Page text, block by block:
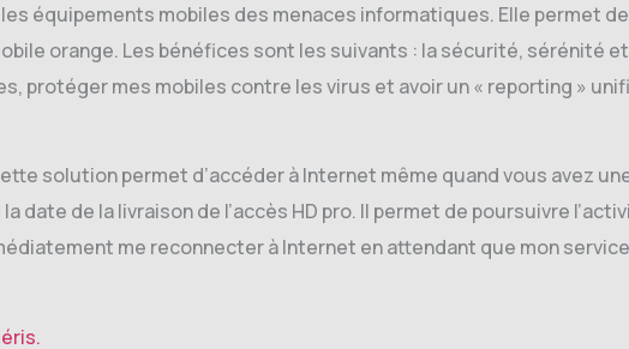
équipements mobiles des menaces informatiques. Elle permet
orange. Les bénéfices sont les suivants : la sécurité, sérénité
protéger mes mobiles contre les virus et avoir un « reporting »
solution permet d’accéder à Internet même quand vous avez
date de la livraison de l’accès HD pro. Il permet de poursuivre
me reconnecter à Internet en attendant que mon